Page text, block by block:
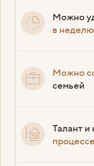
Можно
в неделю
Можно
семьей
Талант и
процессе